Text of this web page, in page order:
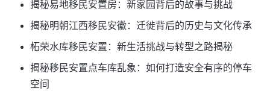
揭秘易地移民安置房：新家园背后的故事与挑战
揭秘明朝江西移民安徽：迁徙背后的历史与文化传承
柘荣水库移民安置：新生活挑战与转型之路揭秘
揭秘移民安置点车库乱象：如何打造安全有序的停车
空间